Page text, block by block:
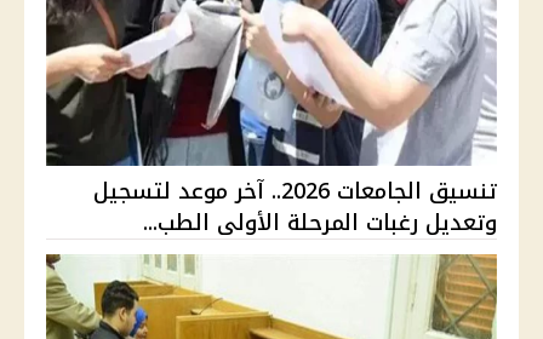
تنسيق الجامعات 2026.. آخر موعد لتسجيل
وتعديل رغبات المرحلة الأولى الطب...